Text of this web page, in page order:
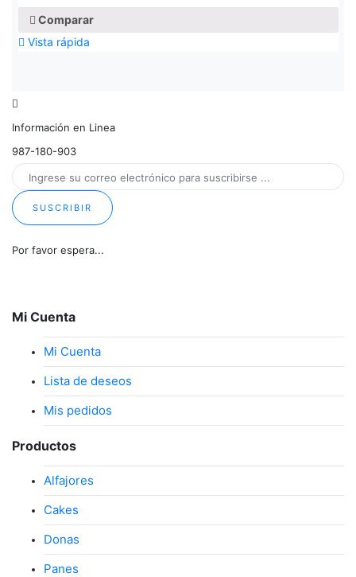
Comparar
Vista rápida
Información en Linea
987-180-903
SUSCRIBIR
Por favor espera...
Mi Cuenta
Mi Cuenta
Lista de deseos
Mis pedidos
Productos
Alfajores
Cakes
Donas
Panes